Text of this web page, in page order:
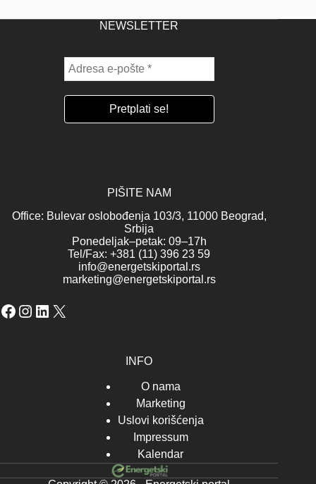
NEWSLETTER
PIŠITE NAM
Office: Bulevar oslobođenja 103/3, 11000 Beograd,
Srbija
Ponedeljak–petak: 09–17h
Tel/Fax: +381 (11) 396 23 59
info@energetskiportal.rs
marketing@energetskiportal.rs
Facebook
Instagram
LinkedIn
X
INFO
O nama
Marketing
Uslovi korišćenja
Impressum
Kalendar